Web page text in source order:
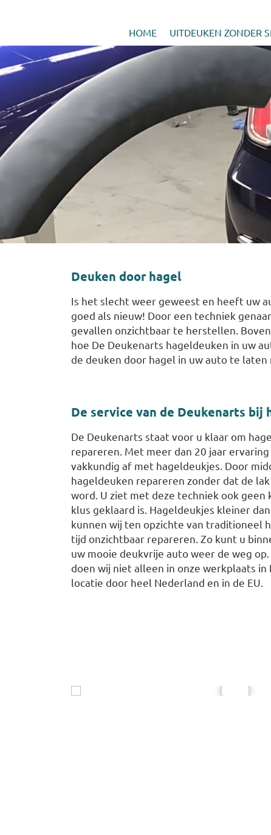
HOME UITDEUKEN ZONDER
Deuken door hagel
Is het slecht weer geweest en heeft uw
goed als nieuw! Door een techniek
gevallen onzichtbaar te herstellen.
hoe De Deukenarts hageldeuken in uw
de deuken door hagel in uw auto te laten
De service van de Deukenarts bij
De Deukenarts staat voor u klaar om
repareren. Met meer dan 20 jaar
vakkundig af met hageldeukjes. Door
hageldeuken repareren zonder dat de
word. U ziet met deze techniek ook geen
klus geklaard is. Hageldeukjes kleiner
kunnen wij ten opzichte van traditioneel
tijd onzichtbaar repareren. Zo kunt u
uw mooie deukvrije auto weer de weg
doen wij niet alleen in onze werkplaats
locatie door heel Nederland en in de EU.